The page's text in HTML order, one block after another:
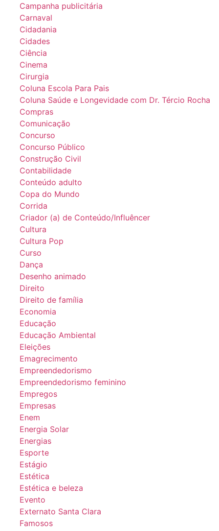
Campanha publicitária
Carnaval
Cidadania
Cidades
Ciência
Cinema
Cirurgia
Coluna Escola Para Pais
Coluna Saúde e Longevidade com Dr. Tércio Rocha
Compras
Comunicação
Concurso
Concurso Público
Construção Civil
Contabilidade
Conteúdo adulto
Copa do Mundo
Corrida
Criador (a) de Conteúdo/Influêncer
Cultura
Cultura Pop
Curso
Dança
Desenho animado
Direito
Direito de família
Economia
Educação
Educação Ambiental
Eleições
Emagrecimento
Empreendedorismo
Empreendedorismo feminino
Empregos
Empresas
Enem
Energia Solar
Energias
Esporte
Estágio
Estética
Estética e beleza
Evento
Externato Santa Clara
Famosos